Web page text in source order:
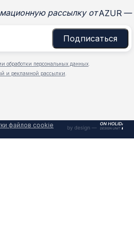
рассылку от AZUR —
Подписаться
обработки персональных данных
и рекламной рассылки
файлов cookie